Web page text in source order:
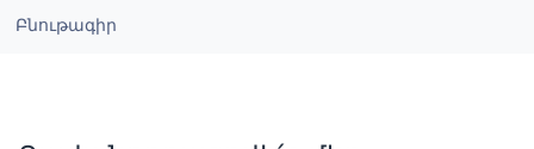
Բնութագիր